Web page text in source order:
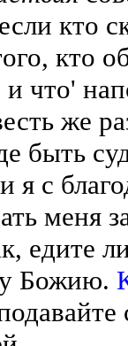
кто
кто
и что'
же
быть
я с
меня
едите
Божию.